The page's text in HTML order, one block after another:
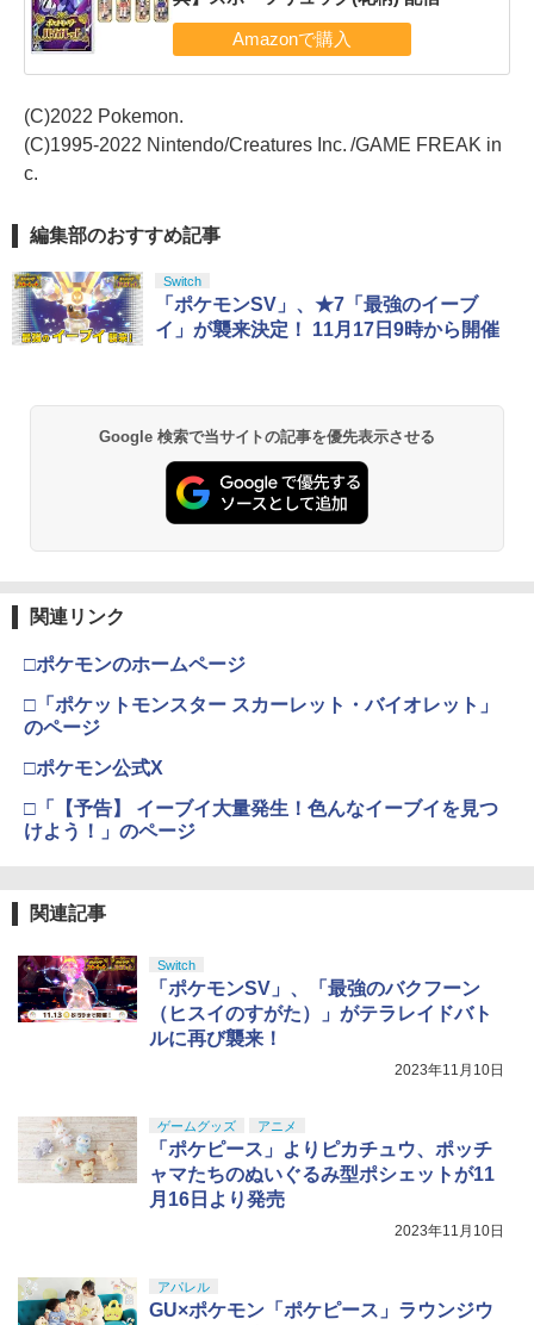
(C)2022 Pokemon.
(C)1995-2022 Nintendo/Creatures Inc. /GAME FREAK in
c.
編集部のおすすめ記事
Switch
「ポケモンSV」、★7「最強のイーブ
イ」が襲来決定！ 11月17日9時から開催
Google 検索で当サイトの記事を優先表示させる
関連リンク
□ポケモンのホームページ
□「ポケットモンスター スカーレット・バイオレット」
のページ
□ポケモン公式X
□「【予告】 イーブイ大量発生！色んなイーブイを見つ
けよう！」のページ
関連記事
Switch
「ポケモンSV」、「最強のバクフーン
（ヒスイのすがた）」がテラレイドバト
ルに再び襲来！
2023年11月10日
ゲームグッズ アニメ
「ポケピース」よりピカチュウ、ポッチ
ャマたちのぬいぐるみ型ポシェットが11
月16日より発売
2023年11月10日
アパレル
GU×ポケモン「ポケピース」ラウンジウ